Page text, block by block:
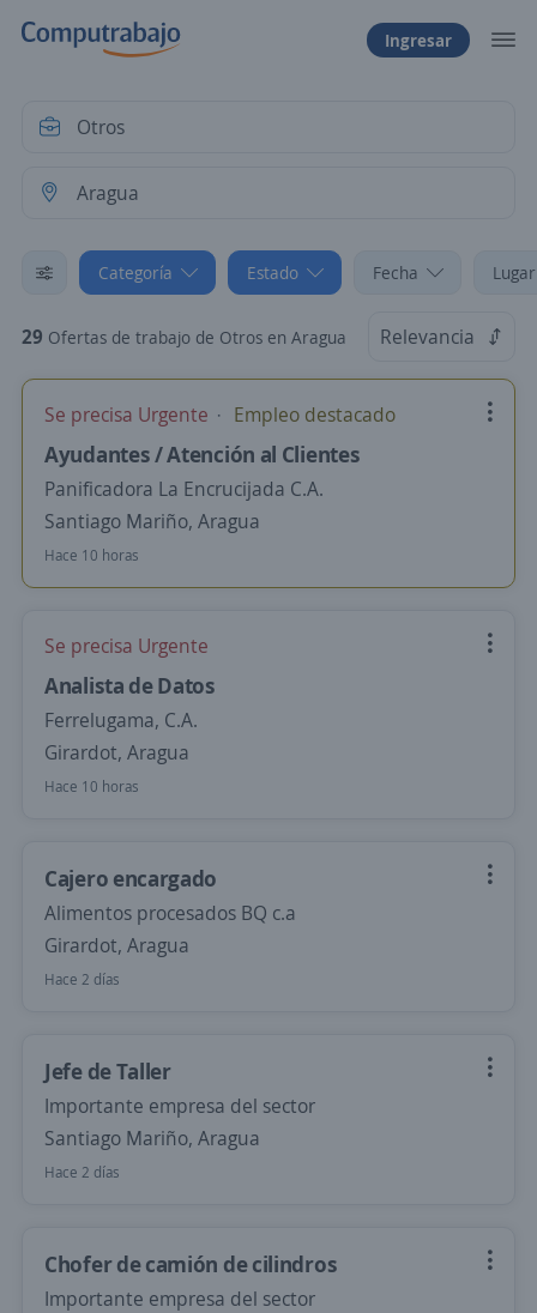
Ingresar
Categoría Estado Fecha
29 Ofertas de trabajo de Otros en Aragua Relevancia
Se precisa Urgente Empleo destacado
Ayudantes / Atención al Clientes
Panificadora La Encrucijada C.A.
Santiago Mariño, Aragua
Hace 10 horas
Se precisa Urgente
Analista de Datos
Ferrelugama, C.A.
Girardot, Aragua
Hace 10 horas
Cajero encargado
Alimentos procesados BQ c.a
Girardot, Aragua
Hace 2 días
Jefe de Taller
Importante empresa del sector
Santiago Mariño, Aragua
Hace 2 días
Chofer de camión de cilindros
Importante empresa del sector